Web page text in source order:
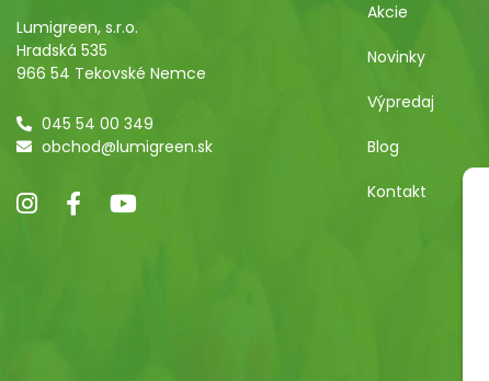
Lumigreen, s.r.o.
Hradská 535
966 54 Tekovské Nemce
045 54 00 349
obchod@lumigreen.sk
Akcie
Novinky
Výpredaj
Blog
Kontakt